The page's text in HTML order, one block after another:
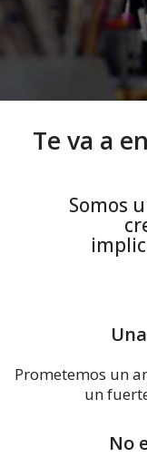
Te va a
Somos
Prometemos un
un
No